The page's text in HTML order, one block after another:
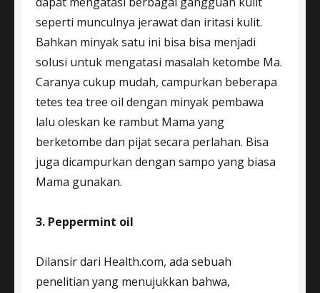
seperti munculnya jerawat dan iritasi kulit.
Bahkan minyak satu ini bisa bisa menjadi
solusi untuk mengatasi masalah ketombe Ma.
Caranya cukup mudah, campurkan beberapa
tetes tea tree oil dengan minyak pembawa
lalu oleskan ke rambut Mama yang
berketombe dan pijat secara perlahan. Bisa
juga dicampurkan dengan sampo yang biasa
Mama gunakan.
3. Peppermint oil
Dilansir dari Health.com, ada sebuah
penelitian yang menujukkan bahwa,